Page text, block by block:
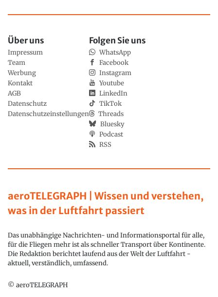
aeroTELEGRAPH | Wissen und verstehen,
was in der Luftfahrt passiert
Das unabhängige Nachrichten- und Informationsportal für alle,
für die Fliegen mehr ist als schneller Transport über Kontinente.
Die Redaktion berichtet laufend aus der Welt der Luftfahrt -
aktuell, verständlich, umfassend.
© aeroTELEGRAPH
Über uns
Impressum
Team
Werbung
Kontakt
AGB
Datenschutz
Datenschutzeinstellungen
Folgen Sie uns
WhatsApp
Facebook
Instagram
Youtube
LinkedIn
TikTok
Threads
Bluesky
Podcast
RSS